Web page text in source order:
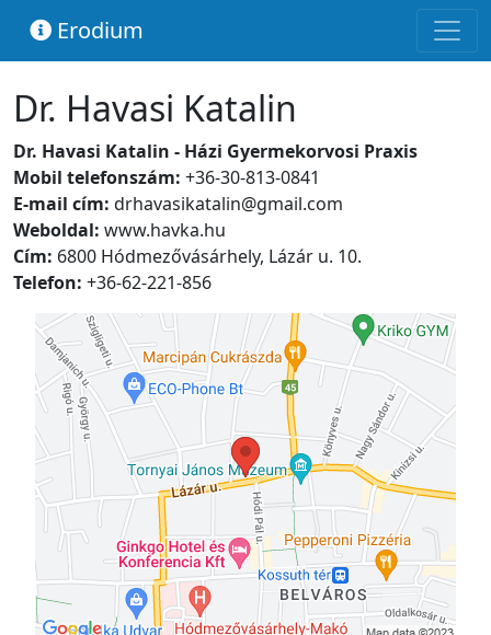
Erodium
Dr. Havasi Katalin
Dr. Havasi Katalin - Házi Gyermekorvosi Praxis
Mobil telefonszám: +36-30-813-0841
E-mail cím: drhavasikatalin@gmail.com
Weboldal: www.havka.hu
Cím: 6800 Hódmezővásárhely, Lázár u. 10.
Telefon: +36-62-221-856